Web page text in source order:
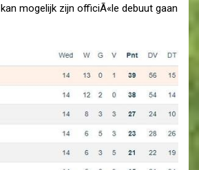
mogelijk zijn officiÃ«le debuut gaan